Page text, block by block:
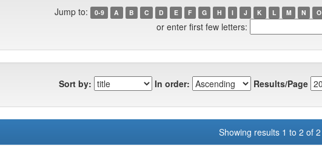
Jump to: 0-9 A B C D E F G H I J K L M N O
or enter first few letters:
Sort by: In order: Results/Page
Showing results 1 to 2 of 2